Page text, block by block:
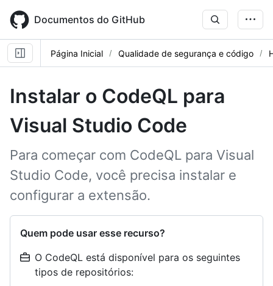
main
content
Documentos do GitHub
Página Inicial Qualidade de segurança e código
Instalar o CodeQL para
Visual Studio Code
Para começar com CodeQL para Visual
Studio Code, você precisa instalar e
configurar a extensão.
Quem pode usar esse recurso?
O CodeQL está disponível para os seguintes
tipos de repositórios: